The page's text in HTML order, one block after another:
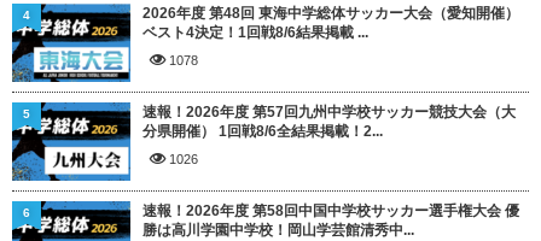
2026年度 第48回 東海中学総体サッカー大会（愛知開催）
ベスト4決定！1回戦8/6結果掲載 ...
1078
4
速報！2026年度 第57回九州中学校サッカー競技大会（大
分県開催） 1回戦8/6全結果掲載！2...
1026
5
速報！2026年度 第58回中国中学校サッカー選手権大会 優
勝は高川学園中学校！岡山学芸館清秀中...
6